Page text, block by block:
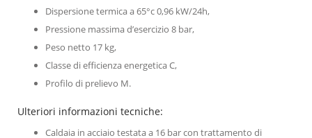
Dispersione termica a 65°c 0,96 kW/24h,
Pressione massima d’esercizio 8 bar,
Peso netto 17 kg,
Classe di efficienza energetica C,
Profilo di prelievo M.
Ulteriori informazioni tecniche:
Caldaia in acciaio testata a 16 bar con trattamento di